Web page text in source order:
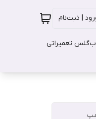
| ثبت‌نام
گلس تعمیراتی